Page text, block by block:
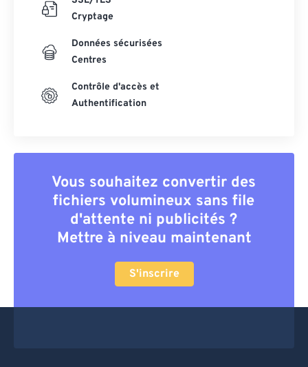
Cryptage
Données sécurisées
Centres
Contrôle d'accès et
Authentification
Vous souhaitez convertir des
fichiers volumineux sans file
d'attente ni publicités ?
Mettre à niveau maintenant
S'inscrire